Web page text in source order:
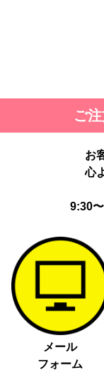
ご
お
心
9:30
メール
フォーム